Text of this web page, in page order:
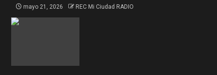
mayo 21, 2026 REC Mi Ciudad RADIO